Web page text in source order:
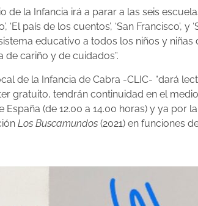
la Infancia irá a parar a las seis
país de los cuentos’, ‘San Francisco’,
educativo a todos los niños y niñas
cariño y de cuidados”.
de la Infancia de Cabra -CLIC- “dará
gratuito, tendrán continuidad en el
(de 12.00 a 14.00 horas) y ya por
Los Buscamundos (2021) en funciones